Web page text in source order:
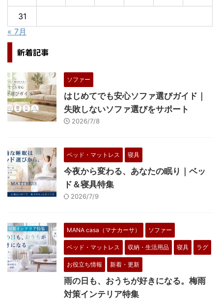
31
« 7月
新着記事
ソファー
はじめてでも安心ソファ選びガイド｜
失敗しないソファ選びをサポート
2026/7/8
ベッド・マットレス 寝具
今夜から変わる、あなたの眠り｜ベッ
ド＆寝具特集
2026/7/9
MANA casa（マナカーサ） ソファー
ベッド・マットレス 収納・生活用品 寝具 ラグ
お役立ち情報 新着・更新
雨の日も、おうちが好きになる。梅雨
対策インテリア特集